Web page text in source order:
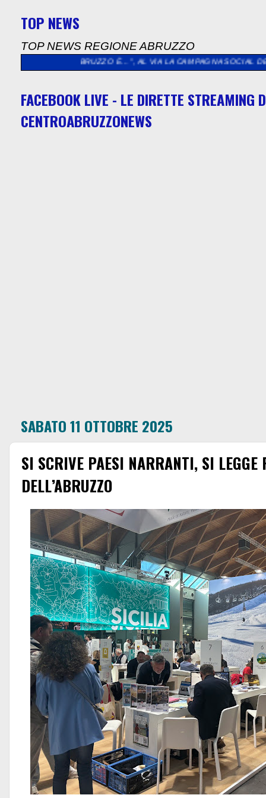
TOP NEWS
TOP NEWS REGIONE ABRUZZO
È…”, AL VIA LA CAMPAGNA SOCIAL DEDICATA AGLI
FACEBOOK LIVE - LE DIRETTE STREAMING
CENTROABRUZZONEWS
SABATO 11 OTTOBRE 2025
SI SCRIVE PAESI NARRANTI, SI LEGGE
DELL’ABRUZZO